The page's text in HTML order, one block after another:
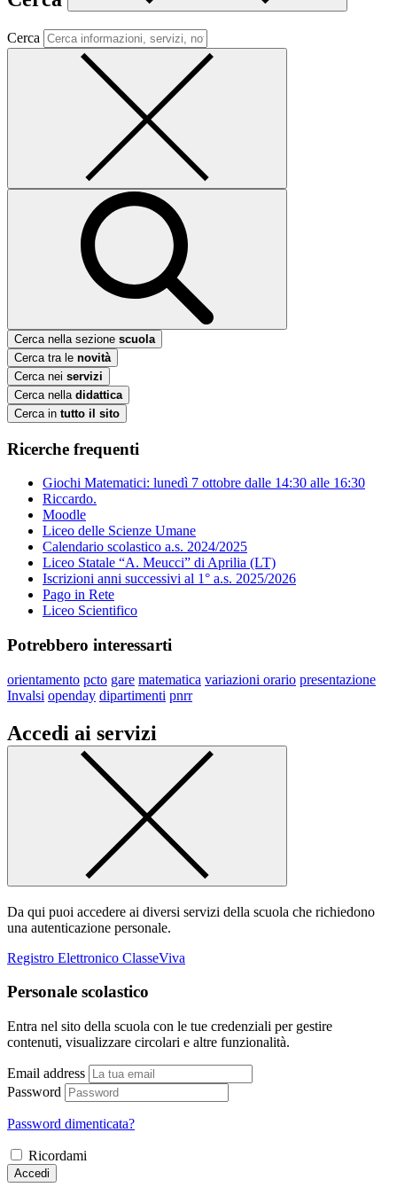
Cerca
Cerca nella sezione scuola
Cerca tra le novità
Cerca nei servizi
Cerca nella didattica
Cerca in tutto il sito
Ricerche frequenti
Giochi Matematici: lunedì 7 ottobre dalle 14:30 alle 16:30
Riccardo.
Moodle
Liceo delle Scienze Umane
Calendario scolastico a.s. 2024/2025
Liceo Statale “A. Meucci” di Aprilia (LT)
Iscrizioni anni successivi al 1° a.s. 2025/2026
Pago in Rete
Liceo Scientifico
Potrebbero interessarti
orientamento pcto gare matematica variazioni orario presentazione
Invalsi openday dipartimenti pnrr
Accedi ai servizi
Da qui puoi accedere ai diversi servizi della scuola che richiedono
una autenticazione personale.
Registro Elettronico ClasseViva
Personale scolastico
Entra nel sito della scuola con le tue credenziali per gestire
contenuti, visualizzare circolari e altre funzionalità.
Email address
Password
Password dimenticata?
Ricordami
Accedi